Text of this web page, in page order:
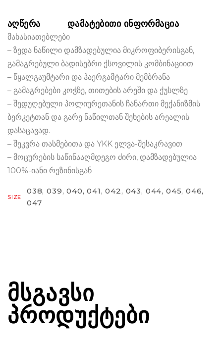
ᲐᲦᲬᲔᲠᲐ ᲓᲐᲛᲐᲢᲔᲑᲘᲗᲘ ᲘᲜᲤᲝᲠᲛᲐᲪᲘᲐ
მახასიათებლები
– ზედა ნაწილი დამზადებულია მიკროფიბერისგან,
გამაგრებული ბადისებრი ქსოვილის კომბინაციით
– წყალგაუმტარი და ჰაერგამტარი მემბრანა
– გამაგრებები კოჭზე, თითების არეში და ქუსლზე
– შედუღებული პოლიურეთანის ჩანართი მექანიზმის
ბერკეტთან და გარე ნაწილთან შეხების არეალის
დასაცავად.
– შეკვრა თასმებითა და YKK ელვა-შესაკრავით
– მოცურების საწინააღმდეგო ძირი, დამზადებულია
100%-იანი რეზინისგან
SIZE
038, 039, 040, 041, 042, 043, 044, 045, 046,
047
ᲛᲡᲒᲐᲕᲡᲘ
ᲞᲠᲝᲓᲣᲥᲢᲔᲑᲘ